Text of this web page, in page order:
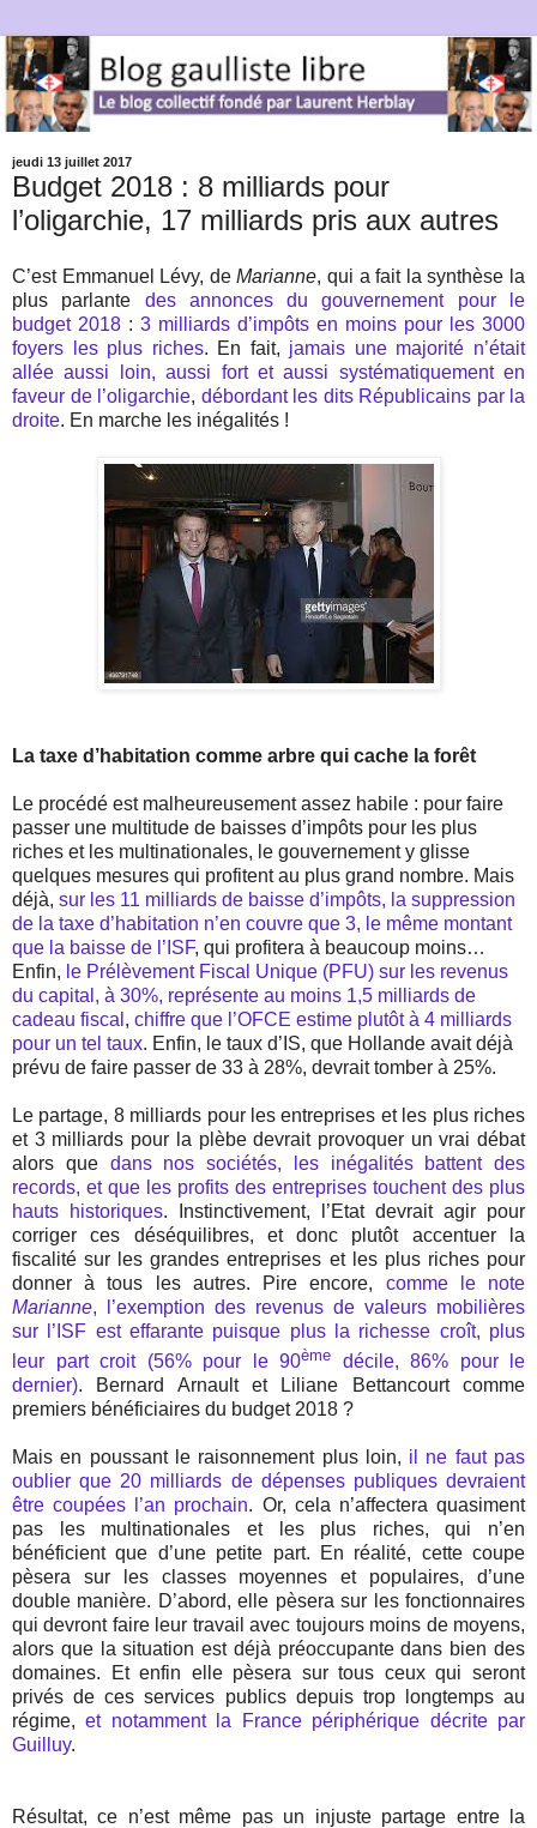
jeudi 13 juillet 2017
Budget 2018 : 8 milliards pour
l’oligarchie, 17 milliards pris aux autres
C’est Emmanuel Lévy, deMarianne, qui a fait la synthèse la
plus parlante des annonces du gouvernement pour le
budget 2018 : 3 milliards d’impôts en moins pour les 3000
foyers les plus riches. En fait, jamais une majorité n’était
allée aussi loin, aussi fort et aussi systématiquement en
faveur de l’oligarchie, débordant les dits Républicains par la
droite. En marche les inégalités !
La taxe d’habitation comme arbre qui cache la forêt
Le procédé est malheureusement assez habile : pour faire
passer une multitude de baisses d’impôts pour les plus
riches et les multinationales, le gouvernement y glisse
quelques mesures qui profitent au plus grand nombre. Mais
déjà, sur les 11 milliards de baisse d’impôts, la suppression
de la taxe d’habitation n’en couvre que 3, le même montant
que la baisse de l’ISF, qui profitera à beaucoup moins…
Enfin, le Prélèvement Fiscal Unique (PFU) sur les revenus
du capital, à 30%, représente au moins 1,5 milliards de
cadeau fiscal , chiffre que l’OFCE estime plutôt à 4 milliards
pour un tel taux. Enfin, le taux d’IS, que Hollande avait déjà
prévu de faire passer de 33 à 28%, devrait tomber à 25%.
Le partage, 8 milliards pour les entreprises et les plus riches
et 3 milliards pour la plèbe devrait provoquer un vrai débat
alors que dans nos sociétés, les inégalités battent des
records, et que les profits des entreprises touchent des plus
hauts historiques. Instinctivement, l’Etat devrait agir pour
corriger ces déséquilibres, et donc plutôt accentuer la
fiscalité sur les grandes entreprises et les plus riches pour
donner à tous les autres. Pire encore, comme le note
Marianne, l’exemption des revenus de valeurs mobilières
sur l’ISF est effarante puisque plus la richesse croît, plus
leur part croit (56% pour le 90ème décile, 86% pour le
dernier). Bernard Arnault et Liliane Bettancourt comme
premiers bénéficiaires du budget 2018 ?
Mais en poussant le raisonnement plus loin, il ne faut pas
oublier que 20 milliards de dépenses publiques devraient
être coupées l’an prochain. Or, cela n’affectera quasiment
pas les multinationales et les plus riches, qui n’en
bénéficient que d’une petite part. En réalité, cette coupe
pèsera sur les classes moyennes et populaires, d’une
double manière. D’abord, elle pèsera sur les fonctionnaires
qui devront faire leur travail avec toujours moins de moyens,
alors que la situation est déjà préoccupante dans bien des
domaines. Et enfin elle pèsera sur tous ceux qui seront
privés de ces services publics depuis trop longtemps au
régime,et notamment la France périphérique décrite par
Guilluy.
Résultat, ce n’est même pas un injuste partage entre la